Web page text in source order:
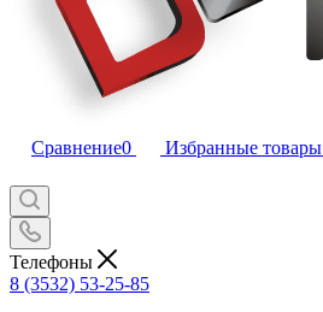
Сравнение0 Избранные товары
Телефоны
8 (3532) 53-25-85